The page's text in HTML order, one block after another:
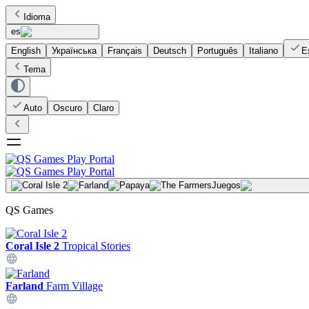
Idioma
es
English
Українська Français Deutsch Português Italiano
Tema
Auto Oscuro Claro
Juegos
QS Games
Coral Isle 2 Tropical Stories
Farland Farm Village